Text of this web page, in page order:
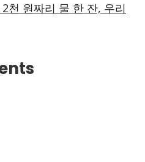
2천 원짜리 물 한 잔, 우리